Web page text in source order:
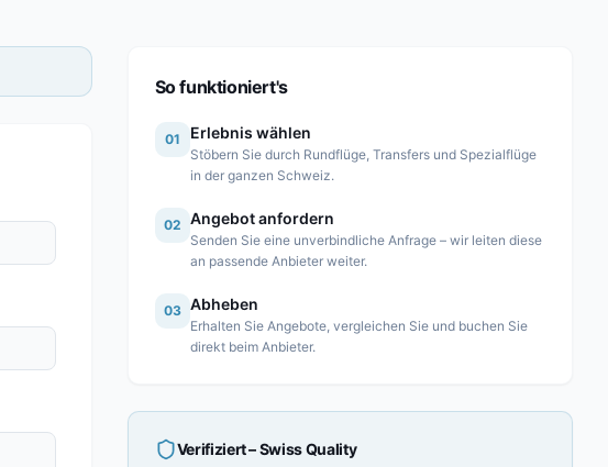
So funktioniert's
01 Erlebnis wählen
Stöbern Sie durch Rundflüge, Transfers und Spezialflüge
in der ganzen Schweiz.
02 Angebot anfordern
Senden Sie eine unverbindliche Anfrage – wir leiten diese
an passende Anbieter weiter.
03 Abheben
Erhalten Sie Angebote, vergleichen Sie und buchen Sie
direkt beim Anbieter.
Verifiziert– Swiss Quality